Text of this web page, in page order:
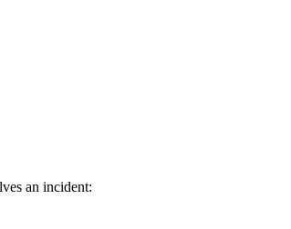
an incident: